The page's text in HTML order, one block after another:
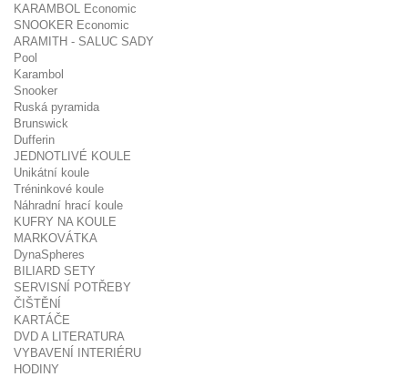
KARAMBOL Economic
SNOOKER Economic
ARAMITH - SALUC SADY
Pool
Karambol
Snooker
Ruská pyramida
Brunswick
Dufferin
JEDNOTLIVÉ KOULE
Unikátní koule
Tréninkové koule
Náhradní hrací koule
KUFRY NA KOULE
MARKOVÁTKA
DynaSpheres
BILIARD SETY
SERVISNÍ POTŘEBY
ČIŠTĚNÍ
KARTÁČE
DVD A LITERATURA
VYBAVENÍ INTERIÉRU
HODINY